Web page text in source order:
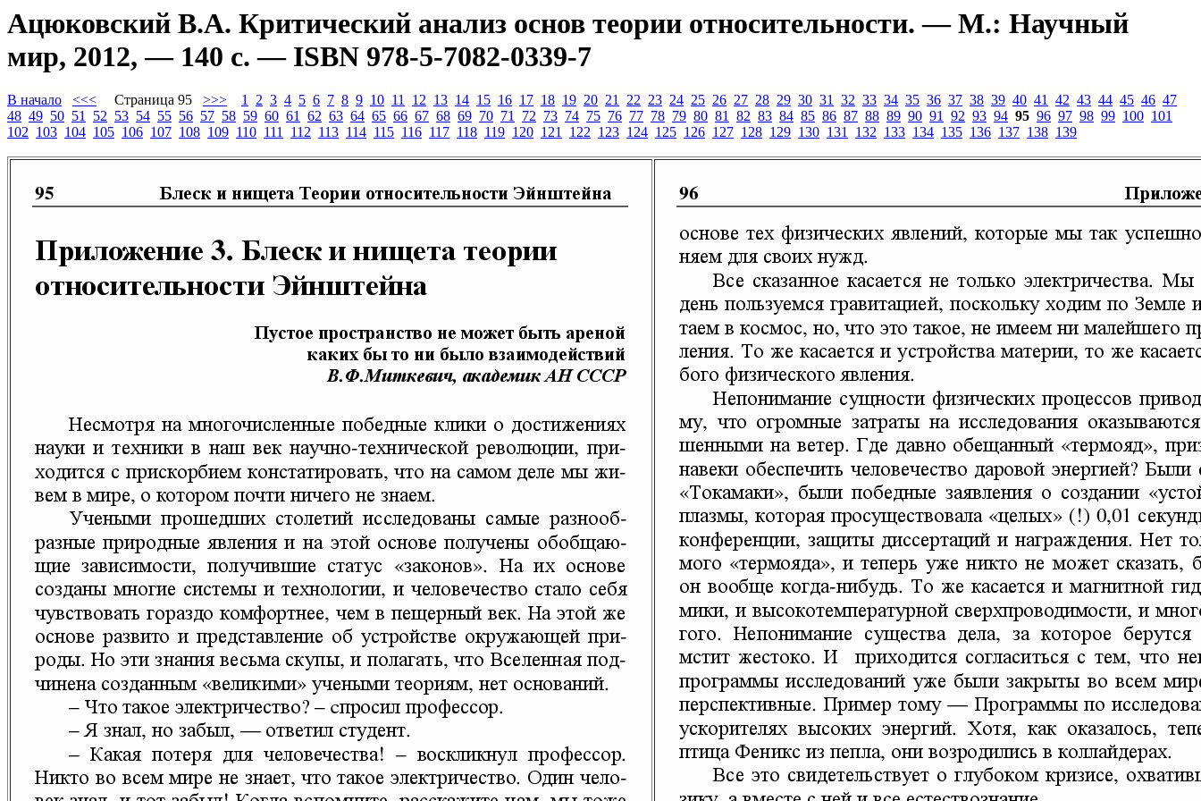
Ацюковский В.А. Критический анализ основ теории относительности. — М.: Научный
мир, 2012, — 140 с. — ISBN 978-5-7082-0339-7
В начало <<< Страница 95 >>> 1 2 3 4 5 6 7 8 9 10 11 12 13 14 15 16 17 18 19 20 21 22 23 24 25 26 27 28 29 30 31 32 33 34 35 36 37 38 39 40 41 42 43 44 45 46 47
48 49 50 51 52 53 54 55 56 57 58 59 60 61 62 63 64 65 66 67 68 69 70 71 72 73 74 75 76 77 78 79 80 81 82 83 84 85 86 87 88 89 90 91 92 93 94 95 96 97 98 99 100 101
102 103 104 105 106 107 108 109 110 111 112 113 114 115 116 117 118 119 120 121 122 123 124 125 126 127 128 129 130 131 132 133 134 135 136 137 138 139